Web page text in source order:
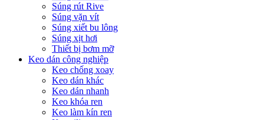
Súng rút Rive
Súng vặn vít
Súng xiết bu lông
Súng xịt hơi
Thiết bị bơm mỡ
Keo dán công nghiệp
Keo chống xoay
Keo dán khác
Keo dán nhanh
Keo khóa ren
Keo làm kín ren